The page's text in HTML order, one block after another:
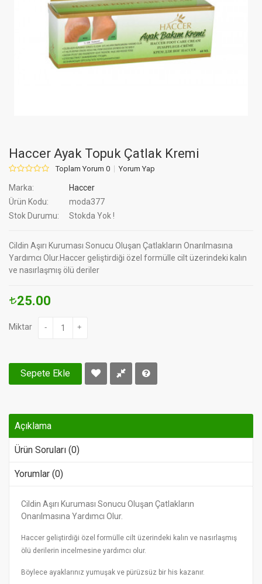
Haccer Ayak Topuk Çatlak Kremi
Toplam Yorum 0 Yorum Yap
Marka:
Haccer
Ürün Kodu:
moda377
Stok Durumu:
Stokda Yok !
Cildin Aşırı Kuruması Sonucu Oluşan Çatlakların Onarılmasına
Yardımcı Olur.Haccer geliştirdiği özel formülle cilt üzerindeki kalın
ve nasırlaşmış ölü deriler
25.00
Miktar - +
Sepete Ekle
Açıklama
Ürün Soruları (0)
Yorumlar (0)
Cildin Aşırı Kuruması Sonucu Oluşan Çatlakların
Onarılmasına Yardımcı Olur.
Haccer geliştirdiği özel formülle cilt üzerindeki kalın ve nasırlaşmış
ölü derilerin incelmesine yardımcı olur.
Böylece ayaklarınız yumuşak ve pürüzsüz bir his kazanır.